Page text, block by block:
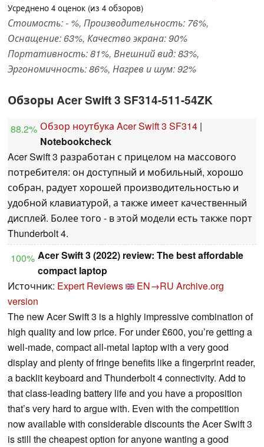
Усреднено 4 оценок (из 4 обзоров)
Стоимость: - %, Производительность: 76%,
Оснащение: 63%, Качество экрана: 90%
Портативность: 81%, Внешний вид: 83%,
Эргономичность: 86%, Нагрев и шум: 92%
Обзоры Acer Swift 3 SF314-511-54ZK
88.2% Обзор ноутбука Acer Swift 3 SF314 |
Notebookcheck
Acer Swift 3 разработан с прицелом на массового
потребителя: он доступный и мобильный, хорошо
собран, радует хорошей производительностью и
удобной клавиатурой, а также имеет качественный
дисплей. Более того - в этой модели есть также порт
Thunderbolt 4.
100% Acer Swift 3 (2022) review: The best affordable
compact laptop
Источник: Expert Reviews EN→RU Archive.org
version
The new Acer Swift 3 is a highly impressive combination of
high quality and low price. For under £600, you’re getting a
well-made, compact all-metal laptop with a very good
display and plenty of fringe benefits like a fingerprint reader,
a backlit keyboard and Thunderbolt 4 connectivity. Add to
that class-leading battery life and you have a proposition
that’s very hard to argue with. Even with the competition
now available with considerable discounts the Acer Swift 3
is still the cheapest option for anyone wanting a good